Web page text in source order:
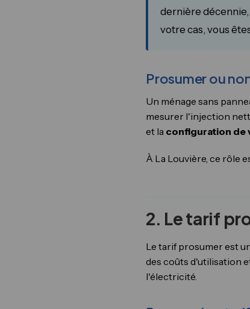
dernière
votre cas, vous
Prosumer ou
Un ménage sans
mesurer l'injection
et la configuration de
À La Louvière, ce rôle
2. Le tarif
Le tarif prosumer est
des coûts d'utilisation
l'électricité.